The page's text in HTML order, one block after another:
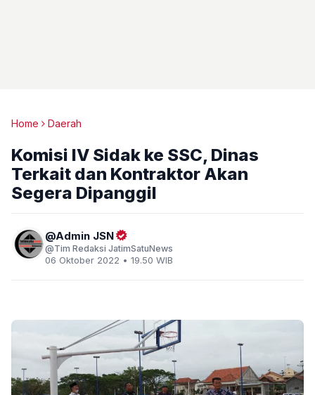
Home Daerah
Komisi IV Sidak ke SSC, Dinas
Terkait dan Kontraktor Akan
Segera Dipanggil
Admin JSN
Tim Redaksi JatimSatuNews
06 Oktober 2022 • 19.50 WIB